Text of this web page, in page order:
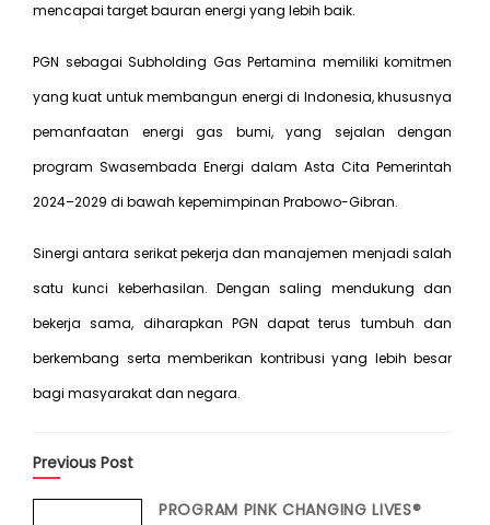
mencapai target bauran energi yang lebih baik.
PGN sebagai Subholding Gas Pertamina memiliki komitmen
yang kuat untuk membangun energi di Indonesia, khususnya
pemanfaatan energi gas bumi, yang sejalan dengan
program Swasembada Energi dalam Asta Cita Pemerintah
2024–2029 di bawah kepemimpinan Prabowo-Gibran.
Sinergi antara serikat pekerja dan manajemen menjadi salah
satu kunci keberhasilan. Dengan saling mendukung dan
bekerja sama, diharapkan PGN dapat terus tumbuh dan
berkembang serta memberikan kontribusi yang lebih besar
bagi masyarakat dan negara.
Previous Post
PROGRAM PINK CHANGING LIVES®